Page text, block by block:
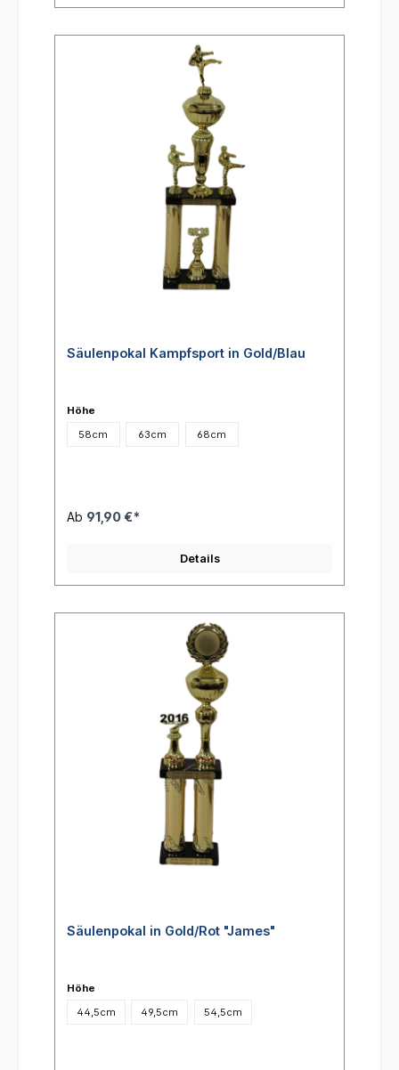
Säulenpokal Kampfsport in Gold/Blau
Höhe
58cm
63cm 68cm
Ab 91,90 €*
Details
Säulenpokal in Gold/Rot "James"
Höhe
44,5cm
49,5cm 54,5cm